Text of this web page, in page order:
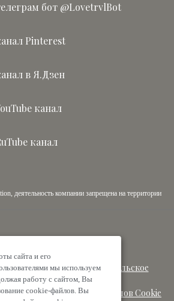
бот @LovetrvlBot
Pinterest
в Я.Дзен
канал
канал
деятельность компании запрещена на территории
|Пользовательское
соглашение
Политика в отношении файлов Cookie
сайта и его
мы используем
работу с сайтом, Вы
cookie-файлов. Вы